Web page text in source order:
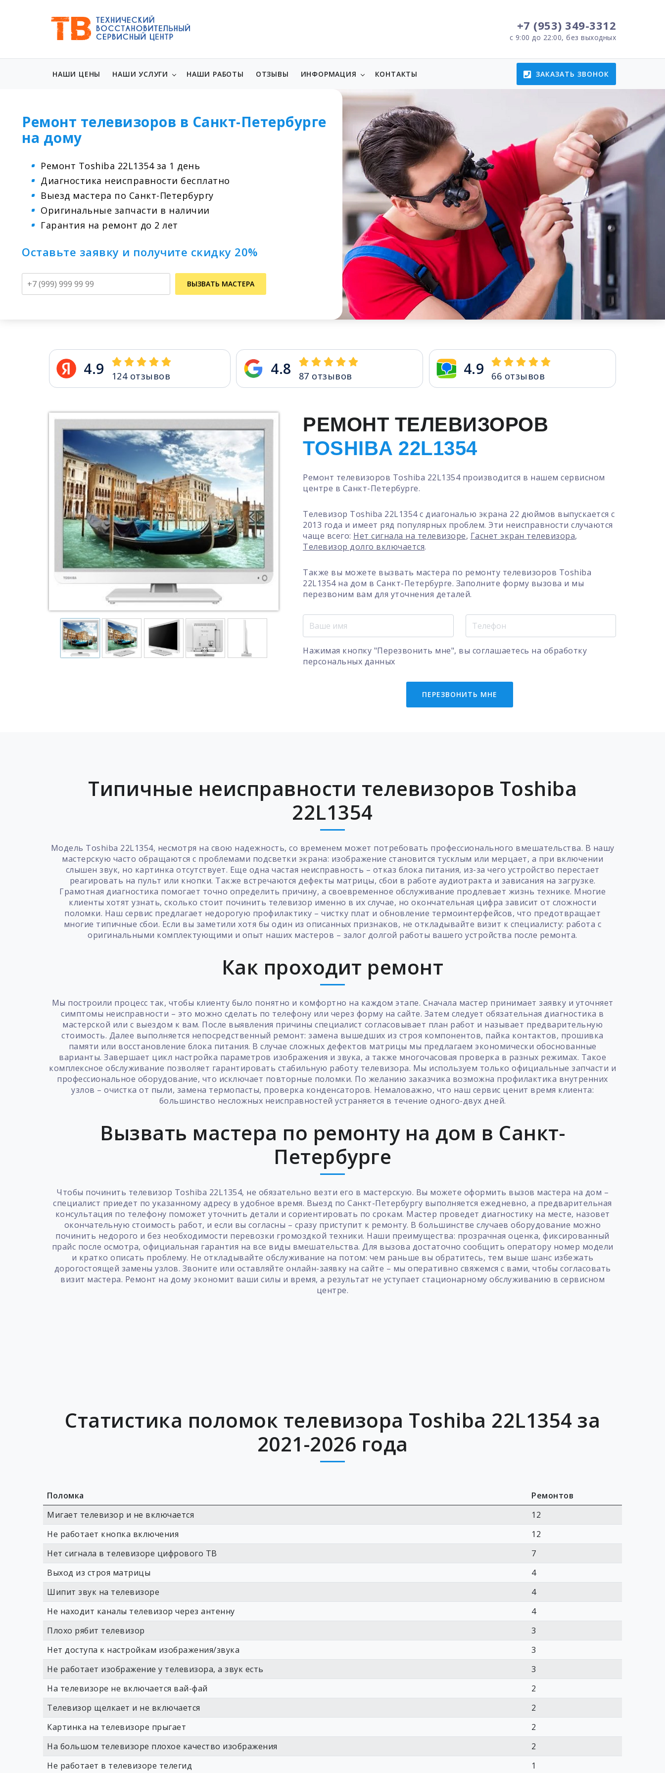
+7 (953) 349-3312
с 9:00 до 22:00, без выходных
НАШИ ЦЕНЫ НАШИ УСЛУГИ НАШИ РАБОТЫ ОТЗЫВЫ ИНФОРМАЦИЯ КОНТАКТЫ ЗАКАЗАТЬ ЗВОНОК
Ремонт телевизоров в Санкт-Петербурге
на дому
Ремонт Toshiba 22L1354 за 1 день
Диагностика неисправности бесплатно
Выезд мастера по Санкт-Петербургу
Оригинальные запчасти в наличии
Гарантия на ремонт до 2 лет
Оставьте заявку и получите скидку 20%
ВЫЗВАТЬ МАСТЕРА
4.9 124отзывов 4.8 87 отзывов 4.9 66 отзывов
РЕМОНТ ТЕЛЕВИЗОРОВ
TOSHIBA 22L1354
Ремонт телевизоров Toshiba 22L1354 производится в нашем сервисном
центре в Санкт-Петербурге.
Телевизор Toshiba 22L1354 с диагональю экрана 22 дюймов выпускается с
2013 года и имеет ряд популярных проблем. Эти неисправности случаются
чаще всего: Нет сигнала на телевизоре, Гаснет экран телевизора,
Телевизор долго включается.
Также вы можете вызвать мастера по ремонту телевизоров Toshiba
22L1354 на дом в Санкт-Петербурге. Заполните форму вызова и мы
перезвоним вам для уточнения деталей.
Нажимая кнопку "Перезвонить мне", вы соглашаетесь на обработку
персональных данных
ПЕРЕЗВОНИТЬ МНЕ
Типичные неисправности телевизоров Toshiba
22L1354
Модель Toshiba 22L1354, несмотря на свою надежность, со временем может потребовать профессионального вмешательства. В нашу
мастерскую часто обращаются с проблемами подсветки экрана: изображение становится тусклым или мерцает, а при включении
слышен звук, но картинка отсутствует. Еще одна частая неисправность – отказ блока питания, из-за чего устройство перестает
реагировать на пульт или кнопки. Также встречаются дефекты матрицы, сбои в работе аудиотракта и зависания на загрузке.
Грамотная диагностика помогает точно определить причину, а своевременное обслуживание продлевает жизнь технике. Многие
клиенты хотят узнать, сколько стоит починить телевизор именно в их случае, но окончательная цифра зависит от сложности
поломки. Наш сервис предлагает недорогую профилактику – чистку плат и обновление термоинтерфейсов, что предотвращает
многие типичные сбои. Если вы заметили хотя бы один из описанных признаков, не откладывайте визит к специалисту: работа с
оригинальными комплектующими и опыт наших мастеров – залог долгой работы вашего устройства после ремонта.
Как проходит ремонт
Мы построили процесс так, чтобы клиенту было понятно и комфортно на каждом этапе. Сначала мастер принимает заявку и уточняет
симптомы неисправности – это можно сделать по телефону или через форму на сайте. Затем следует обязательная диагностика в
мастерской или с выездом к вам. После выявления причины специалист согласовывает план работ и называет предварительную
стоимость. Далее выполняется непосредственный ремонт: замена вышедших из строя компонентов, пайка контактов, прошивка
памяти или восстановление блока питания. В случае сложных дефектов матрицы мы предлагаем экономически обоснованные
варианты. Завершает цикл настройка параметров изображения и звука, а также многочасовая проверка в разных режимах. Такое
комплексное обслуживание позволяет гарантировать стабильную работу телевизора. Мы используем только официальные запчасти и
профессиональное оборудование, что исключает повторные поломки. По желанию заказчика возможна профилактика внутренних
узлов – очистка от пыли, замена термопасты, проверка конденсаторов. Немаловажно, что наш сервис ценит время клиента:
большинство несложных неисправностей устраняется в течение одного-двух дней.
Вызвать мастера по ремонту на дом в Санкт-
Петербурге
Чтобы починить телевизор Toshiba 22L1354, не обязательно везти его в мастерскую. Вы можете оформить вызов мастера на дом –
специалист приедет по указанному адресу в удобное время. Выезд по Санкт-Петербургу выполняется ежедневно, а предварительная
консультация по телефону поможет уточнить детали и сориентировать по срокам. Мастер проведет диагностику на месте, назовет
окончательную стоимость работ, и если вы согласны – сразу приступит к ремонту. В большинстве случаев оборудование можно
починить недорого и без необходимости перевозки громоздкой техники. Наши преимущества: прозрачная оценка, фиксированный
прайс после осмотра, официальная гарантия на все виды вмешательства. Для вызова достаточно сообщить оператору номер модели
и кратко описать проблему. Не откладывайте обслуживание на потом: чем раньше вы обратитесь, тем выше шанс избежать
дорогостоящей замены узлов. Звоните или оставляйте онлайн-заявку на сайте – мы оперативно свяжемся с вами, чтобы согласовать
визит мастера. Ремонт на дому экономит ваши силы и время, а результат не уступает стационарному обслуживанию в сервисном
центре.
Статистика поломок телевизора Toshiba 22L1354 за
2021-2026 года
Поломка
Ремонтов
Мигает телевизор и не включается
12
Не работает кнопка включения
12
Нет сигнала в телевизоре цифрового ТВ
7
Выход из строя матрицы
4
Шипит звук на телевизоре
4
Не находит каналы телевизор через антенну
4
Плохо рябит телевизор
3
Нет доступа к настройкам изображения/звука
3
Не работает изображение у телевизора, а звук есть
3
На телевизоре не включается вай-фай
2
Телевизор щелкает и не включается
2
Картинка на телевизоре прыгает
2
На большом телевизоре плохое качество изображения
2
Не работает в телевизоре телегид
1